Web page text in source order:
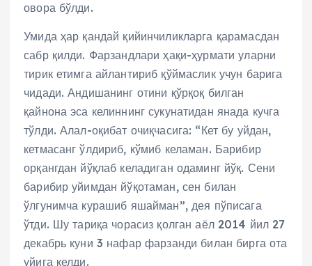
овора бўлди.
Умида ҳар қандай қийинчиликларга қарамасдан
сабр қилди. Фарзандлари ҳақи-ҳурмати уларни
тирик етимга айлантириб қўймаслик учун барига
чидади. Андишанинг отини қўрқоқ билган
қайнона эса келиннинг сукунатидан янада кучга
тўлди. Алал-оқибат очиқчасига: “Кет бу уйдан,
кетмасанг ўлдириб, кўмиб келаман. Барибир
орқангдан йўқлаб келадиган одаминг йўқ. Сени
барибир уйимдан йўқотаман, сен билан
ўлгунимча курашиб яшайман”, дея пўписага
ўтди. Шу тариқа чорасиз қолган аёл 2014 йил 27
декабрь куни 3 нафар фарзанди билан бирга ота
уйига келди.